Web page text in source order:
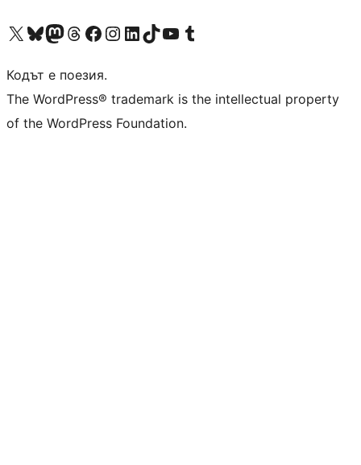
Visit our X (formerly Twitter) account
Visit our Bluesky account
Visit our Mastodon account
Visit our Threads account
Посетете нашата страница във Facebook
Посетете нашия профил в Instagram
Посетете нашия профил в LinkedIn
Visit our TikTok account
Visit our YouTube channel
Visit our Tumblr account
Кодът е поезия.
The WordPress® trademark is the intellectual property
of the WordPress Foundation.